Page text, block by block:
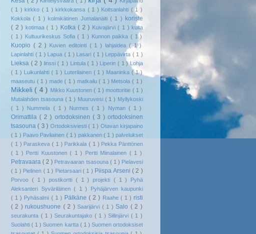
( 1 )kirkko ( 1 )kirkkokansa ( 1 ) Koitsanlahti ( 1 )
Kokkola( 1 )kolmikätinen Jumalanäiti( 1 ) koriste
( 2 ) kotimaa( 1 ) Kotka( 2 ) Kuivajärvi( 1 )kulta
( 1 ) Kultuurikeskus Sofia( 1 ) Kunnon paikka ( 1 )
Kuopio ( 2 ) Kuvien editointi ( 1 ) lahjaidea ( 1 )
Lapinlahti ( 1 ) Lapua ( 1 ) Lasari ( 1 ) Leppävirta ( 1 )
Lieksa ( 2 ) linssi( 1 ) Lintula( 1 ) Liperin ( 1 )Lohja
( 1 ) Luikunlahti ( 1 ) Luterilainen ( 1 ) Maaninka( 1 )
maaseutu ( 1 ) made( 1 ) matkailu( 1 ) Metsola ( 1 )
Mikkeli ( 4 ) Mikko Kuustonen( 1 ) moottoritie ( 1 )
Mutalahden tsasouna ( 1 ) Muuruvesi ( 1 ) Myllykoski
( 1 ) Nummela ( 1 ) Nurmes( 1 ) Nyman ( 1 )
Orimattila( 2 ) ortodoksinen ( 3 ) ortodoksinen
tsasouna( 3 ) Ortodoksiviesti( 1 ) Otavan kirjapaino
( 1 ) Paavo Pavliainen ( 1 ) pakkanen( 1 )palvelukset
( 1 ) Paraskeva ( 1 ) Parikkala ( 1 ) Pekka Pänttönen
( 1 ) Pertti Kuustonen( 1 ) Pertti Miinalainen ( 1 )
Petravaara( 2 ) Petravaaran tsasouna ( 1 ) Pielavesi
( 1 ) Pielinen ( 1 ) Pietarsaari ( 1 ) Piispa Arseni ( 2 )
Porvoo ( 1 ) postikortti ( 1 ) projekti ( 1 ) Pyhä
Aleksanteri Syväriläinen ( 1 )
Pyhäjärven kaupunki
( 1 ) Pyhäsalmi ( 1 ) Pälkäne( 2 ) Raahe ( 1 )risti
( 2 )rukoushuone ( 2 )Saarijärvi ( 1 )Salo ( 2 )
seurakunta ( 1 ) Seurakuntajako ( 1 ) Siilinjärvi ( 1 )
Suolahti( 1 )Suomen kartta ( 1 ) Suomen ortodoksiset